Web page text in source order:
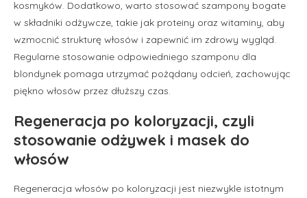
kosmyków. Dodatkowo, warto stosować szampony bogate
w składniki odżywcze, takie jak proteiny oraz witaminy, aby
wzmocnić strukturę włosów i zapewnić im zdrowy wygląd.
Regularne stosowanie odpowiedniego szamponu dla
blondynek pomaga utrzymać pożądany odcień, zachowując
piękno włosów przez dłuższy czas.
Regeneracja po koloryzacji, czyli
stosowanie odżywek i masek do
włosów
Regeneracja włosów po koloryzacji jest niezwykle istotnym